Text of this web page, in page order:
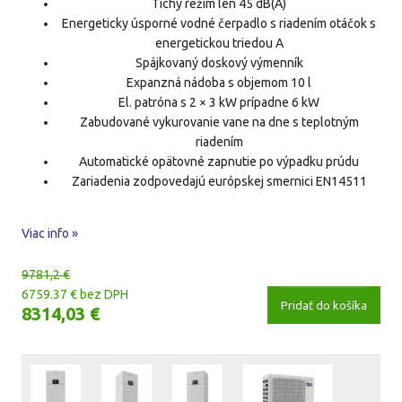
Tichý režim len 45 dB(A)
Energeticky úsporné vodné čerpadlo s riadením otáčok s
energetickou triedou A
Spájkovaný doskový výmenník
Expanzná nádoba s objemom 10 l
El. patróna s 2 × 3 kW prípadne 6 kW
Zabudované vykurovanie vane na dne s teplotným
riadením
Automatické opätovné zapnutie po výpadku prúdu
Zariadenia zodpovedajú európskej smernici EN14511
Viac info »
9781,2 €
6759.37 € bez DPH
8314,03 € Pridať do košíka